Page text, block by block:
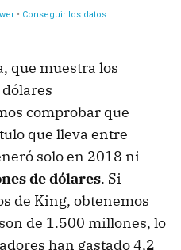
que muestra los
comprobar que
que lleva entre
solo en 2018 ni
de dólares. Si
de King, obtenemos
de 1.500 millones, lo
han gastado 4,2